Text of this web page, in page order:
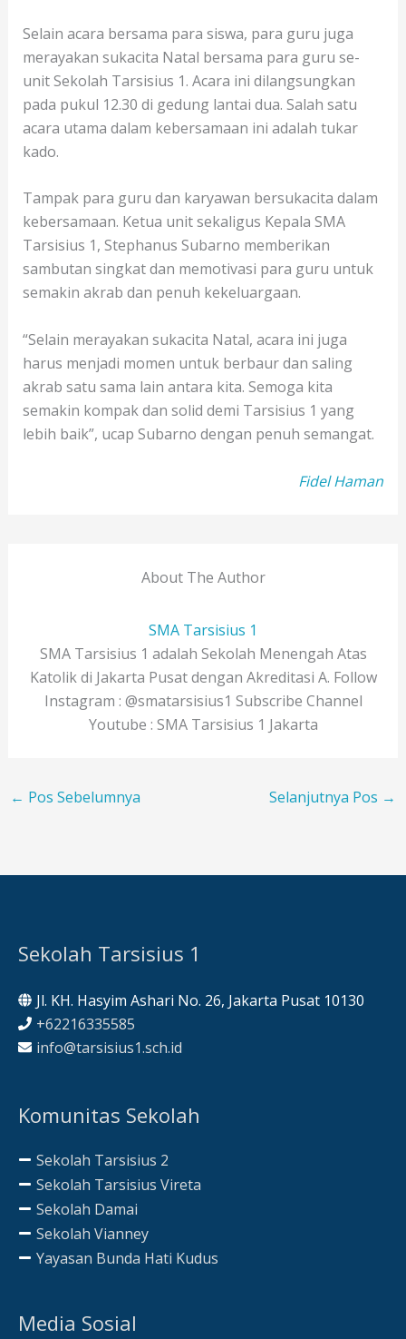
Selain acara bersama para siswa, para guru juga
merayakan sukacita Natal bersama para guru se-
unit Sekolah Tarsisius 1. Acara ini dilangsungkan
pada pukul 12.30 di gedung lantai dua. Salah satu
acara utama dalam kebersamaan ini adalah tukar
kado.
Tampak para guru dan karyawan bersukacita dalam
kebersamaan. Ketua unit sekaligus Kepala SMA
Tarsisius 1, Stephanus Subarno memberikan
sambutan singkat dan memotivasi para guru untuk
semakin akrab dan penuh kekeluargaan.
“Selain merayakan sukacita Natal, acara ini juga
harus menjadi momen untuk berbaur dan saling
akrab satu sama lain antara kita. Semoga kita
semakin kompak dan solid demi Tarsisius 1 yang
lebih baik”, ucap Subarno dengan penuh semangat.
Fidel Haman
About The Author
SMA Tarsisius 1
SMA Tarsisius 1 adalah Sekolah Menengah Atas
Katolik di Jakarta Pusat dengan Akreditasi A. Follow
Instagram : @smatarsisius1 Subscribe Channel
Youtube : SMA Tarsisius 1 Jakarta
← Pos Sebelumnya Selanjutnya Pos →
Sekolah Tarsisius 1
Jl. KH. Hasyim Ashari No. 26, Jakarta Pusat 10130
+62216335585
info@tarsisius1.sch.id
Komunitas Sekolah
Sekolah Tarsisius 2
Sekolah Tarsisius Vireta
Sekolah Damai
Sekolah Vianney
Yayasan Bunda Hati Kudus
Media Sosial